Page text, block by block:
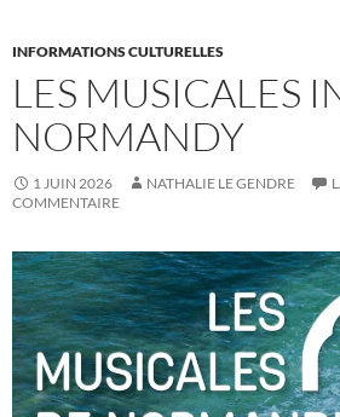
INFORMATIONS CULTURELLES
LES MUSICALES
NORMANDY
1 JUIN 2026 NATHALIE LE GENDRE
COMMENTAIRE